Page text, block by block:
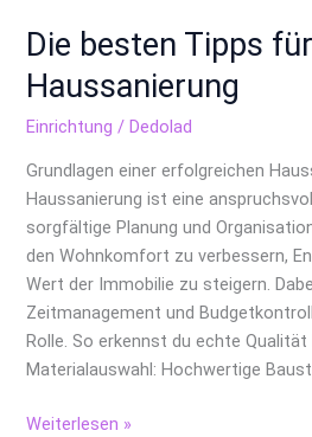
Die besten Tipps
Haussanierung
Einrichtung /Dedolad
Grundlagen einer erfolgreichen
Haussanierung ist eine
sorgfältige Planung und
den Wohnkomfort zu verbessern,
Wert der Immobilie zu steigern.
Zeitmanagement und
Rolle. So erkennst du echte
Materialauswahl: Hochwertige
Weiterlesen »